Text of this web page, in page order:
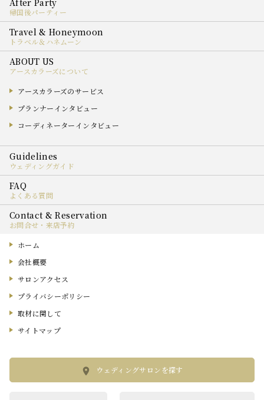
帰国後パーティー
トラベル＆ハネムーン
アースカラーズについて
アースカラーズのサービス
プランナーインタビュー
コーディネーターインタビュー
ウェディングガイド
よくある質問
お問合せ・来店予約
ホーム
会社概要
サロンアクセス
プライバシーポリシー
取材に関して
サイトマップ
ウェディングサロンを探す